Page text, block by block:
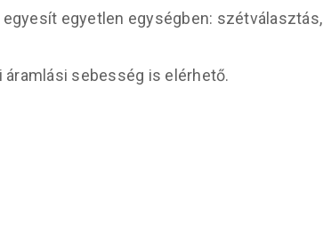
egyesít egyetlen egységben: szétválasztás,
sebesség is elérhető.